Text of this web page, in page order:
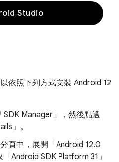
Studio
依照下列方式安裝 Android 12
Manager」
，然後點選
」 。
分頁中，展開「Android 12.0
Android SDK Platform 31」